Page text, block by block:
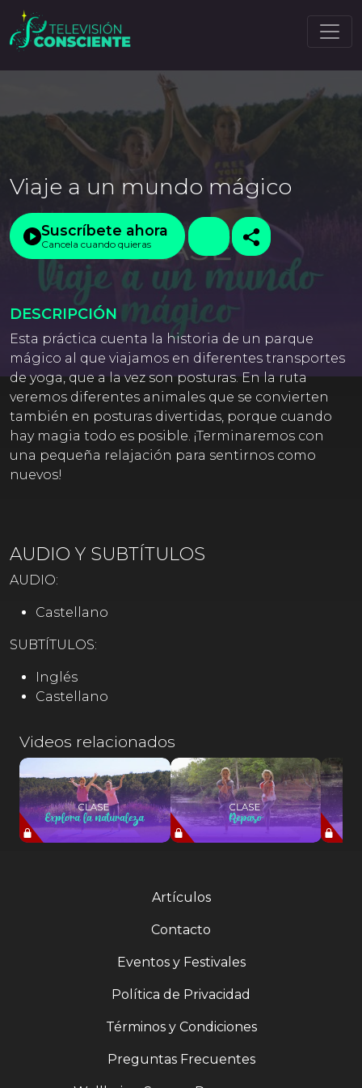
Viaje a un mundo mágico
Suscríbete ahora
Cancela cuando quieras
DESCRIPCIÓN
Esta práctica cuenta la historia de un parque
mágico al que viajamos en diferentes transportes
de yoga, que a la vez son posturas. En la ruta
veremos diferentes animales que se convierten
también en posturas divertidas, porque cuando
hay magia todo es posible. ¡Terminaremos con
una pequeña relajación para sentirnos como
nuevos!
AUDIO Y SUBTÍTULOS
AUDIO:
Castellano
SUBTÍTULOS:
Inglés
Castellano
Videos relacionados
Artículos
Contacto
Eventos y Festivales
Política de Privacidad
Términos y Condiciones
Preguntas Frecuentes